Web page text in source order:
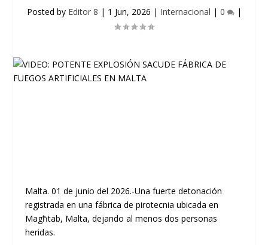
Posted by Editor 8 | 1 Jun, 2026 | Internacional | 0 |
Malta. 01 de junio del 2026.-Una fuerte detonación
registrada en una fábrica de pirotecnia ubicada en
Magħtab, Malta, dejando al menos dos personas
heridas.